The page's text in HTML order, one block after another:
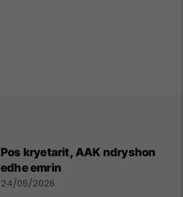
Pos kryetarit, AAK ndryshon
edhe emrin
24/05/2026